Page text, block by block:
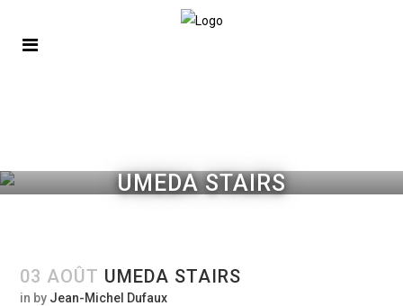
UMEDA STAIRS
03 AOÛT UMEDA STAIRS
in by Jean-Michel Dufaux